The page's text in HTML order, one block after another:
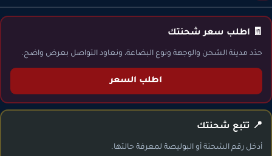
🧾 اطلب سعر شحنتك
حدّد مدينة الشحن والوجهة ونوع البضاعة، ونعاود التواصل بعرض واضح.
اطلب السعر
📍 تتبع شحنتك
أدخل رقم الشحنة أو البوليصة لمعرفة حالتها.